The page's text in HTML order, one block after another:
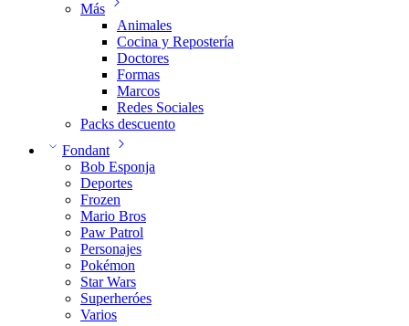
Más
Animales
Cocina y Repostería
Doctores
Formas
Marcos
Redes Sociales
Packs descuento
Fondant
Bob Esponja
Deportes
Frozen
Mario Bros
Paw Patrol
Personajes
Pokémon
Star Wars
Superheróes
Varios